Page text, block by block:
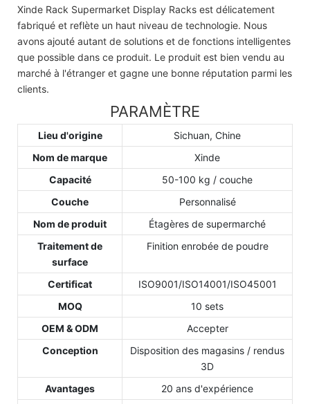
Xinde Rack Supermarket Display Racks est délicatement
fabriqué et reflète un haut niveau de technologie. Nous
avons ajouté autant de solutions et de fonctions intelligentes
que possible dans ce produit. Le produit est bien vendu au
marché à l'étranger et gagne une bonne réputation parmi les
clients.
PARAMÈTRE
Lieu d'origine
Sichuan, Chine
Nom de marque
Xinde
Capacité
50-100 kg / couche
Couche
Personnalisé
Nom de produit
Étagères de supermarché
Traitement de
surface
Finition enrobée de poudre
Certificat
ISO9001/ISO14001/ISO45001
MOQ
10 sets
OEM & ODM
Accepter
Conception
Disposition des magasins / rendus
3D
Avantages
20 ans d'expérience